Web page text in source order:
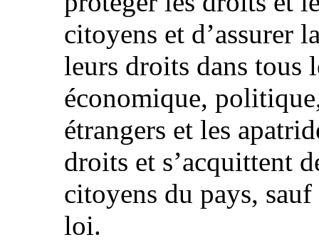
citoyens et d’assurer
leurs droits dans tous
économique,
étrangers et les
droits et s’acquittent
citoyens du pays,
loi.